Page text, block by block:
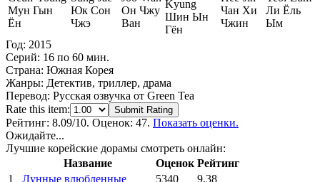
Мун Гын
Ён
Юк Сон
Чжэ
Он Чжу
Ван
Шин Ын
Гён
Чан Хи
Чжин
Ли Ёль
Ым
Год: 2015
Серий: 16 по 60 мин.
Страна: Южная Корея
Жанры: Детектив, триллер, драма
Перевод: Русская озвучка от Green Tea
Rate this item:
Submit Rating
Рейтинг: 8.09/10. Оценок: 47. Показать оценки.
Ожидайте...
Лучшие корейские дорамы смотреть онлайн:
Название
Оценок Рейтинг
1
Лунные влюбленные 5340 9.38